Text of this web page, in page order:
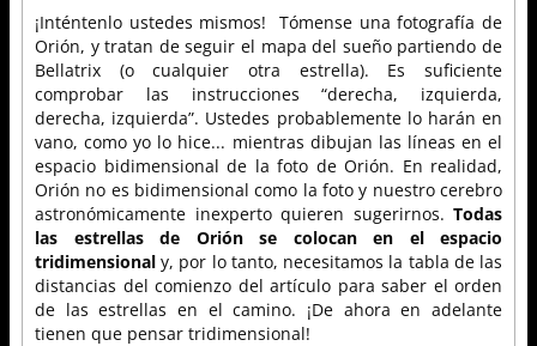
¡Inténtenlo ustedes mismos! Tómense una fotografía de
Orión, y tratan de seguir el mapa del sueño partiendo de
Bellatrix (o cualquier otra estrella). Es suficiente
comprobar las instrucciones “derecha, izquierda,
derecha, izquierda”. Ustedes probablemente lo harán en
vano, como yo lo hice... mientras dibujan las líneas en el
espacio bidimensional de la foto de Orión. En realidad,
Orión no es bidimensional como la foto y nuestro cerebro
astronómicamente inexperto quieren sugerirnos. Todas
las estrellas de Orión se colocan en el espacio
tridimensionaly, por lo tanto, necesitamos la tabla de las
distancias del comienzo del artículo para saber el orden
de las estrellas en el camino. ¡De ahora en adelante
tienen que pensar tridimensional!